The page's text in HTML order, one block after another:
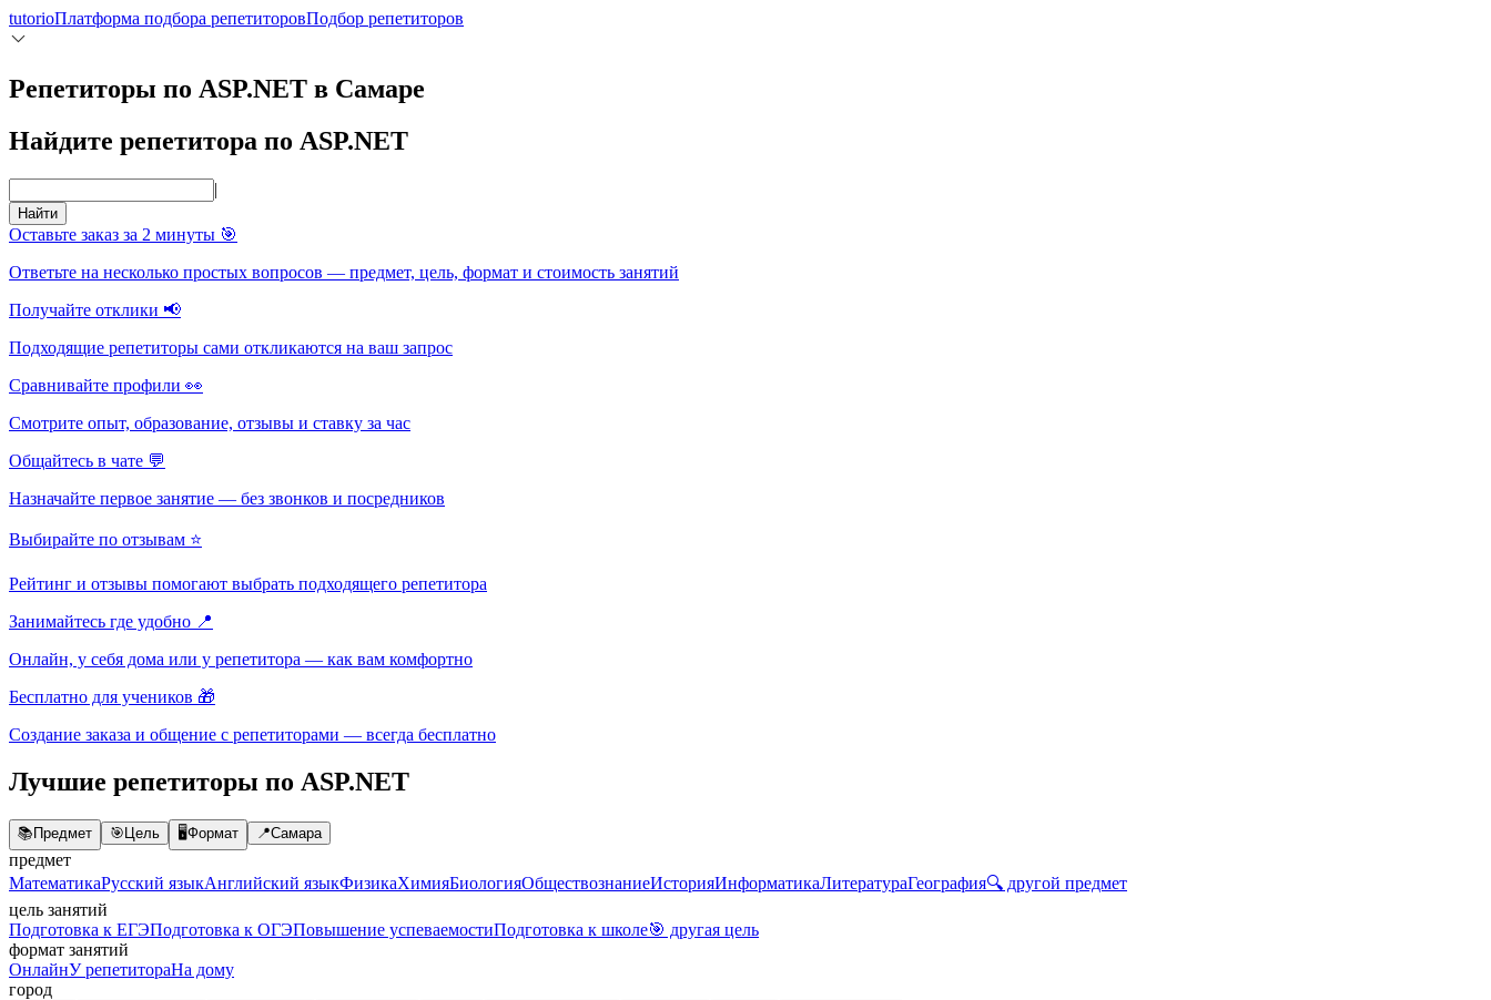
tutorioПлатформа подбора репетиторовПодбор репетиторов
Репетиторы по ASP.NET в Самаре
Найдите репетитора по ASP.NET
|
Найти
Оставьте заказ за 2 минуты 🎯
Ответьте на несколько простых вопросов — предмет, цель, формат и стоимость занятий
Получайте отклики 📢
Подходящие репетиторы сами откликаются на ваш запрос
Сравнивайте профили 👀
Смотрите опыт, образование, отзывы и ставку за час
Общайтесь в чате 💬
Назначайте первое занятие — без звонков и посредников
Выбирайте по отзывам ⭐
Рейтинг и отзывы помогают выбрать подходящего репетитора
Занимайтесь где удобно 📍
Онлайн, у себя дома или у репетитора — как вам комфортно
Бесплатно для учеников 🎁
Создание заказа и общение с репетиторами — всегда бесплатно
Лучшие репетиторы по ASP.NET
📚Предмет 🎯Цель 🖥️Формат 📍Самара
предмет
МатематикаРусский языкАнглийский языкФизикаХимияБиологияОбществознаниеИсторияИнформатикаЛитератураГеография🔍 другой предмет
цель занятий
Подготовка к ЕГЭПодготовка к ОГЭПовышение успеваемостиПодготовка к школе🎯 другая цель
формат занятий
ОнлайнУ репетитораНа дому
город